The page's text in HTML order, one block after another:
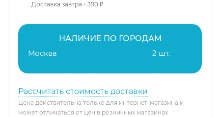
Доставка завтра - 390 ₽
НАЛИЧИЕ ПО ГОРОДАМ
Москва
2 шт.
Рассчитать стоимость доставки
Цена действительна только для интернет-магазина и
может отличаться от цен в розничных магазинах